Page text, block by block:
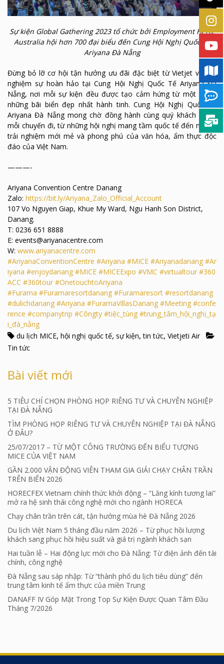
Sự kiện Global Gathering 2023 tổ chức bởi Employment Hero,
Australia hội hơn 700 đại biểu đến Cung Hội Nghị Quốc Tế
Ariyana Đà Nẵng
Đừng bỏ lỡ cơ hội tận hưởng ưu đãi đặc biệt từ Vietjet và trải
nghiệm sự hoàn hảo tại Cung Hội Nghị Quốc Tế Ariyana Đà
Nẵng, nơi mỗi sự kiện đều được tạo cảm hứng từ một trong
những bãi biển đẹp nhất hành tinh. Cung Hội Nghị Quốc Tế
Ariyana Đà Nẵng mong chờ đồng hành cùng quý khách trong
mỗi chuyến đi, từ những hội nghị mang tầm quốc tế đến những
trải nghiệm mới mẻ và phong phú của văn hóa, ẩm thực độc
đáo của Việt Nam.
———-
Ariyana Convention Centre Danang
Zalo: https://bit.ly/Ariyana_Zalo_Official_Account
107 Vo Nguyen Giap, Khue My Ward, Ngu Hanh Son District,
Danang.
T: 0236 651 8888
E: events@ariyanacentre.com
W: www.ariyanacentre.com
#AriyanaConventionCentre #Ariyana #MICE #Ariyanadanang #Ar
iyana #enjoydanang #MICE #MICEExpo #VMC #virtualtour #360
ACC #360tour #OnetouchtoAriyana
#Furama #Furamaresortdanang #Furamaresort #resortdanang
#dulichdanang #Ariyana #FuramaVillasDanang #Meeting #confe
rence #companytrip #Côngty #tiệc_tùng #trung_tâm_hội_nghị_tạ
i_đà_nẵng
du lịch MICE, hội nghị quốc tế, sự kiện,tin tức, Vietjeti Air
Tin tức
Bài viết mới
5 TIÊU CHÍ CHỌN PHÒNG HỌP RIÊNG TƯ VÀ CHUYÊN NGHIỆP
TẠI ĐÀ NẴNG
TÌM PHÒNG HỌP RIÊNG TƯ VÀ CHUYÊN NGHIỆP TẠI ĐÀ NẴNG
Ở ĐÂU?
25/07/2017 – TỪ MỘT CÔNG TRƯỜNG ĐẾN BIỂU TƯỢNG
MICE CỦA VIỆT NAM
GẦN 2.000 VẬN ĐỘNG VIÊN THAM GIA GIẢI CHẠY CHÂN TRẦN
TRÊN BIỂN 2026
HORECFEX Vietnam chính thức khởi động – “Lăng kính tương lai”
mở ra hệ sinh thái công nghệ mới cho ngành HORECA
Chạy chân trần trên cát, tận hưởng mùa hè Đà Nẵng 2026
Du lịch Việt Nam 5 tháng đầu năm 2026 – Từ phục hồi lượng
khách sang phục hồi hiệu suất và giá trị ngành khách sạn
Hai tuần lễ – Hai động lực mới cho Đà Nẵng: Từ điện ảnh đến tài
chính, công nghệ
Đà Nẵng sau sáp nhập: Từ “thành phố du lịch tiêu dùng” đến
trung tâm kinh tế ẩm thực của miền Trung
DANAFF IV Góp Mặt Trong Top Sự Kiện Được Quan Tâm Đầu
Tháng 7/2026